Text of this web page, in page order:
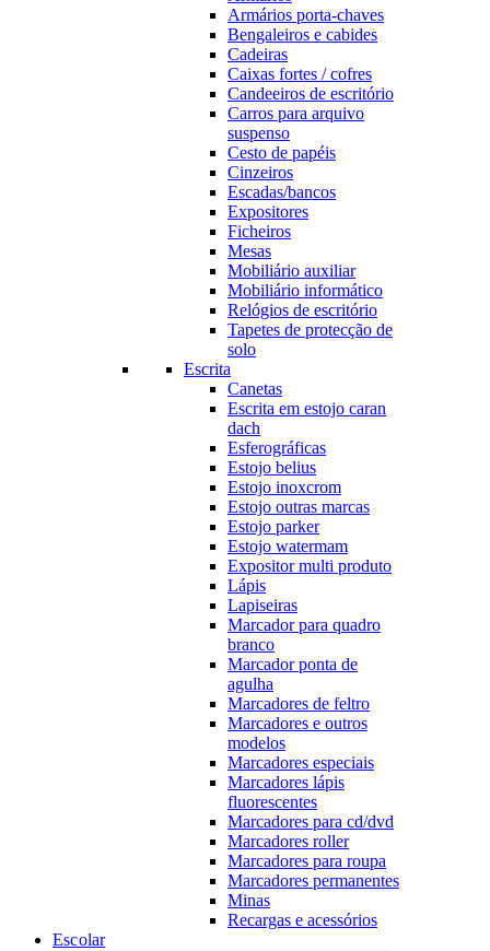
Armários porta-chaves
Bengaleiros e cabides
Cadeiras
Caixas fortes / cofres
Candeeiros de escritório
Carros para arquivo
suspenso
Cesto de papéis
Cinzeiros
Escadas/bancos
Expositores
Ficheiros
Mesas
Mobiliário auxiliar
Mobiliário informático
Relógios de escritório
Tapetes de protecção de
solo
Escrita
Canetas
Escrita em estojo caran
dach
Esferográficas
Estojo belius
Estojo inoxcrom
Estojo outras marcas
Estojo parker
Estojo watermam
Expositor multi produto
Lápis
Lapiseiras
Marcador para quadro
branco
Marcador ponta de
agulha
Marcadores de feltro
Marcadores e outros
modelos
Marcadores especiais
Marcadores lápis
fluorescentes
Marcadores para cd/dvd
Marcadores roller
Marcadores para roupa
Marcadores permanentes
Minas
Recargas e acessórios
Escolar